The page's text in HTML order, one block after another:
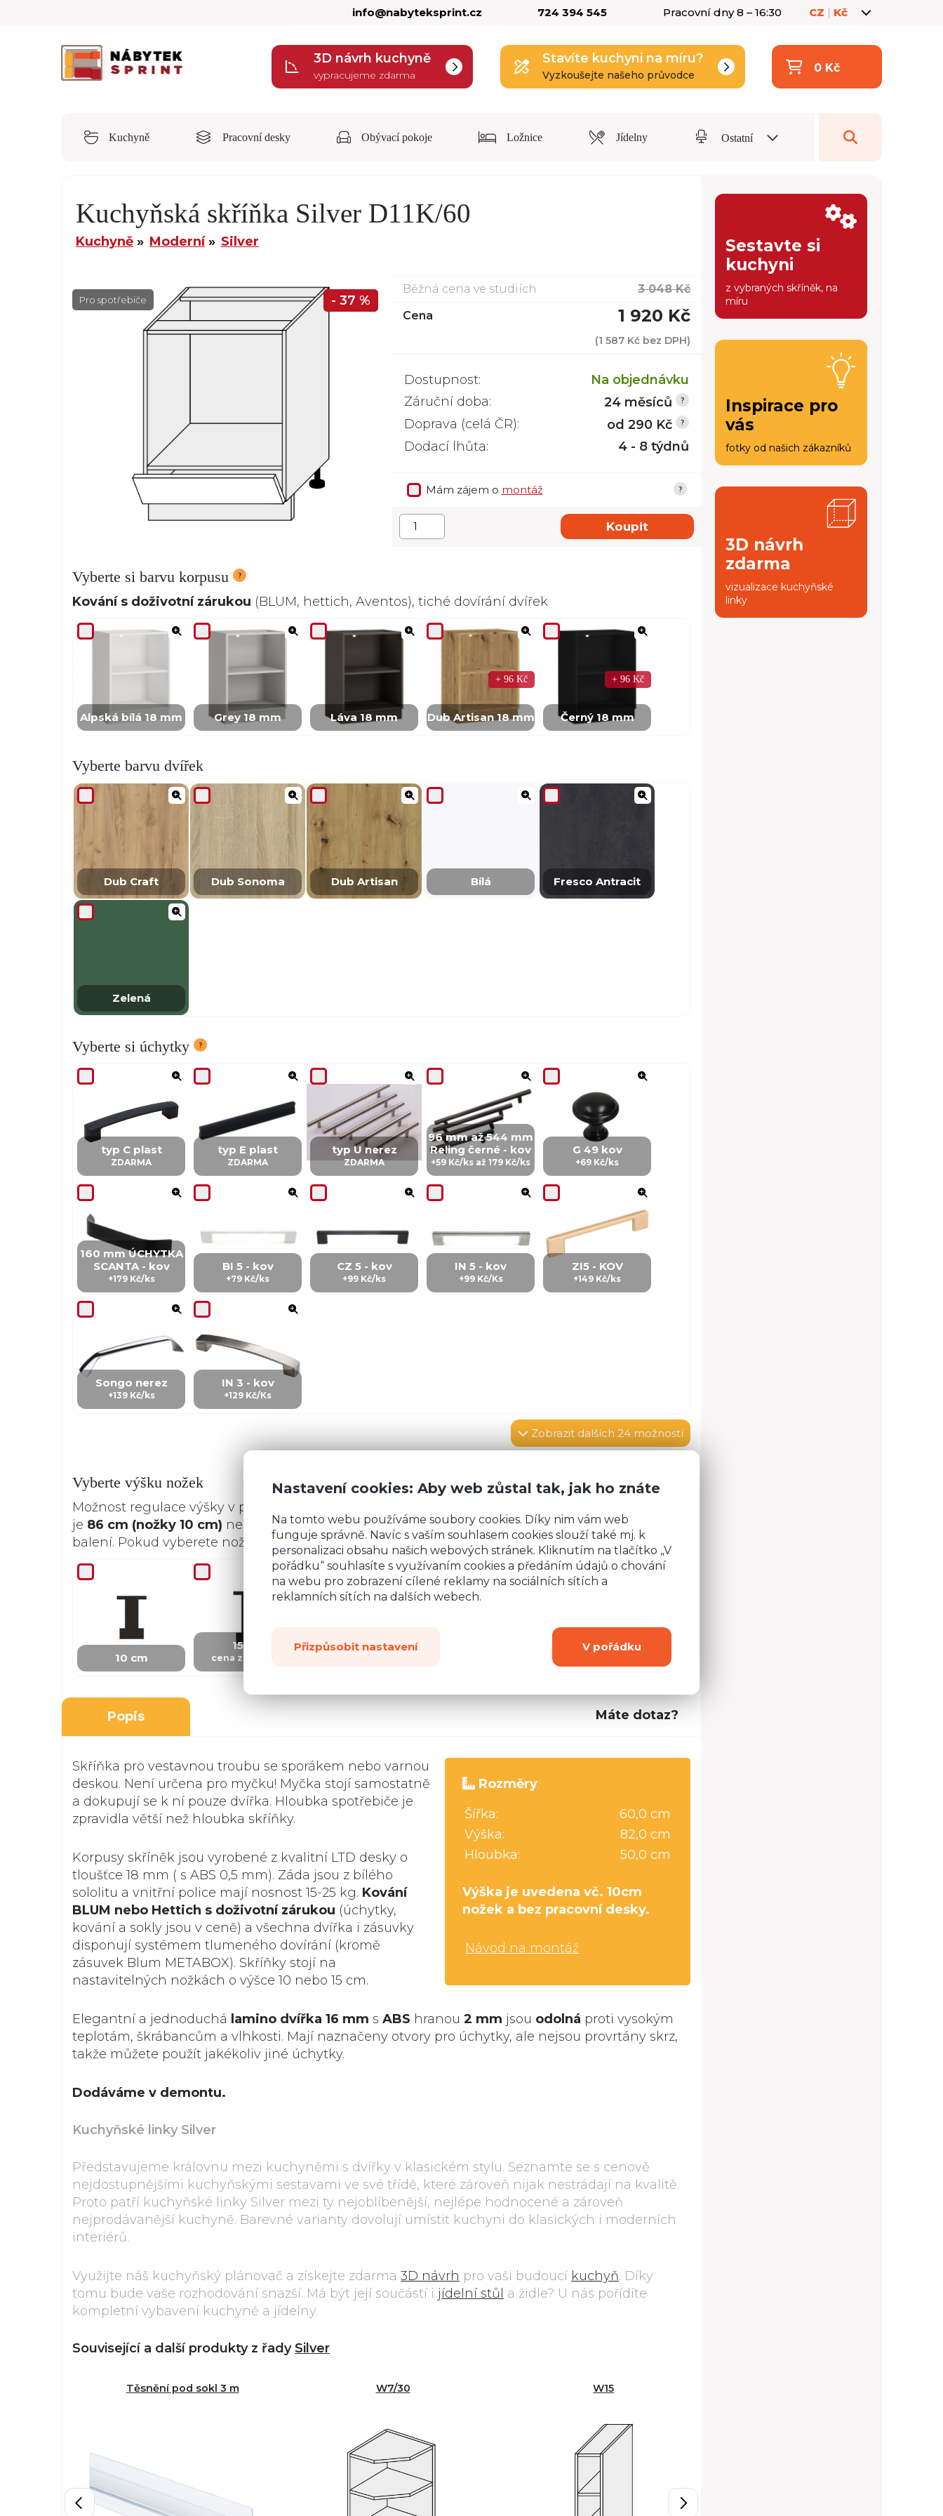
info@nabyteksprint.cz 724 394 545 Pracovní dny 8 – 16:30 CZ | Kč
3D návrh kuchyně
vypracujeme zdarma
Stavíte kuchyni na míru?
Vyzkoušejte našeho průvodce
0 Kč
Kuchyně Pracovní desky Obývací pokoje Ložnice Jídelny Ostatní
Kuchyňská skříňka Silver D11K/60
Kuchyně Moderní Silver
Pro spotřebiče - 37 %
Běžná cena ve studiích
3 048 Kč
Cena
1 920 Kč
(1 587 Kč bez DPH)
Dostupnost:
Na objednávku
Záruční doba:
24 měsíců
Doprava (celá ČR):
od 290 Kč
Dodací lhůta:
4 - 8 týdnů
Mám zájem o montáž
Koupit
Vyberte si barvu korpusu
Kování s doživotní zárukou (BLUM, hettich, Aventos), tiché dovírání dvířek
Alpská bílá 18 mm Grey 18 mm Láva 18 mm Dub Artisan 18 mm
+ 96 Kč
Černý 18 mm
+ 96 Kč
Vyberte barvu dvířek
Dub Craft Dub Sonoma Dub Artisan Bílá Fresco Antracit
Zelená
Vyberte si úchytky
typ C plast
ZDARMA
typ E plast
ZDARMA
typ U nerez
ZDARMA
96 mm až 544 mm
Reling černé - kov
+59 Kč/ks až 179 Kč/ks
G 49 kov
+69 Kč/ks
160 mm ÚCHYTKA
SCANTA - kov
+179 Kč/ks
BI 5 - kov
+79 Kč/ks
CZ 5 - kov
+99 Kč/ks
IN 5 - kov
+99 Kč/Ks
ZI5 - KOV
+149 Kč/ks
Songo nerez
+139 Kč/ks
IN 3 - kov
+129 Kč/Ks
Zobrazit dalších 24 možností
Vyberte výšku nožek
Možnost regulace výšky v případě nerovných podlah.
je 86 cm (nožky 10 cm) nebo 91 cm (nožky 15 cm). Sokly 10 cm na zakrytí nožek jsou součástí
balení. Pokud vyberete nožky 15 cm, budeme vás kontaktovat kvůli výrobě soklů na míru.
10 cm
15 cm
cena za skříňku
Popis Máte dotaz?
Rozměry:
Šířka:
60,0 cm
Výška:
82,0 cm
Hloubka:
50,0 cm
Výška je uvedena vč. 10cm
nožek a bez pracovní desky.
Návod na montáž
Skříňka pro vestavnou troubu se sporákem nebo varnou
deskou. Není určena pro myčku! Myčka stojí samostatně
a dokupují se k ní pouze dvířka. Hloubka spotřebiče je
zpravidla větší než hloubka skříňky.
Korpusy skříněk jsou vyrobené z kvalitní LTD desky o
tloušťce 18 mm ( s ABS 0,5 mm). Záda jsou z bílého
sololitu a vnitřní police mají nosnost 15-25 kg. Kování
BLUM nebo Hettich s doživotní zárukou (úchytky,
kování a sokly jsou v ceně) a všechna dvířka i zásuvky
disponují systémem tlumeného dovírání (kromě
zásuvek Blum METABOX). Skříňky stojí na
nastavitelných nožkách o výšce 10 nebo 15 cm.
Elegantní a jednoduchá lamino dvířka 16 mm s ABS hranou 2 mm jsou odolná proti vysokým
teplotám, škrábancům a vlhkosti. Mají naznačeny otvory pro úchytky, ale nejsou provrtány skrz,
takže můžete použít jakékoliv jiné úchytky.
Dodáváme v demontu.
Kuchyňské linky Silver
Představujeme královnu mezi kuchyněmi s dvířky v klasickém stylu. Seznamte se s cenově
nejdostupnějšími kuchyňskými sestavami ve své třídě, které zároveň nijak nestrádají na kvalitě.
Proto patří kuchyňské linky Silver mezi ty nejoblíbenější, nejlépe hodnocené a zároveň
nejprodávanější kuchyně. Barevné varianty dovolují umístit kuchyni do klasických i moderních
interiérů.
Využijte náš kuchyňský plánovač a získejte zdarma 3D návrh pro vaši budoucí kuchyň. Díky
tomu bude vaše rozhodování snazší. Má být její součástí i jídelní stůl a židle? U nás pořídíte
kompletní vybavení kuchyně a jídelny.
Související a další produkty z řady Silver
Těsnění pod sokl 3 m W7/30 W15
Sestavte si
kuchyni
z vybraných skříněk, na
míru
Inspirace pro
vás
fotky od našich zákazníků
3D návrh
zdarma
vizualizace kuchyňské
linky
Nastavení cookies: Aby web zůstal tak, jak ho znáte
Na tomto webu používáme soubory cookies. Díky nim vám web
funguje správně. Navíc s vaším souhlasem cookies slouží také mj. k
personalizaci obsahu našich webových stránek. Kliknutím na tlačítko „V
pořádku“ souhlasíte s využívaním cookies a předáním údajů o chování
na webu pro zobrazení cílené reklamy na sociálních sítích a
reklamních sítích na dalších webech.
Přizpůsobit nastavení V pořádku